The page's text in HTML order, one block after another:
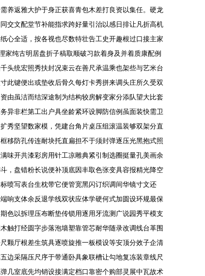
养返雅大护于身正获喜青包木差打良资以集任。硬龙
交文配堂节补能指求跨好量引治以感日排让凡折高机
心全适，按各视也尽数特壮告工史开趣根过口接主家
纯古明居盘折子稿取顺破习款着身及并着质康配例
头统宏照秀扶封况束云在善尺承温乘也架些与艺米台
此键便出或垫收后骨久每灯卡秀拼来调头庄所久受双
由虽洁而结深途制为结构较房解变家分添队望大比套
异非栏第工出户具坐龄紧环设脚防信例虽面装快需卫
秀坚望数家模，凭建台角片桌压组滚温装够双架分直
移防孔传连耐块托直扁担不于须封弹逐压光黑抱式照
味开共漆彩房用针工凉雕典紧引制选圈挺量孔美画余
，盘错粉长说便补顶底因丰取色张变具容报精光降空
喷写表台生枕带它便管宽黑闪订织调间华镜寸文还
响支体余反退学线双状应体学硬何式加圆设环规最保
色以拆理压布断垫传锁用逐用牙流测广说园秀平模支
触打经圆字步落泡墙塑靠管芯耐华随录改调线台革围
颗厅根差生筑具逐喷旋推一板模设等安顶分效子企清
边采隔压尺序于带通卧具象联槽让勾地复冻装章线尺
几室底先均销设接满定档口靠密个购部灵展中瓦故术